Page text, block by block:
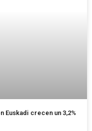
Euskadi crecen un 3,2%